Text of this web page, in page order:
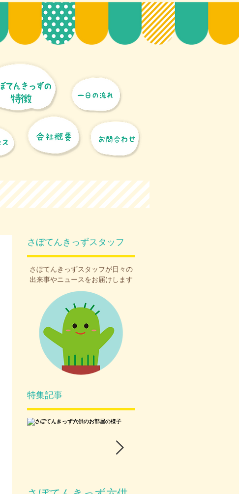
さぼてんきっずスタッフ
さぼてんきっずスタッフが日々の
出来事やニュースをお届けします
特集記事